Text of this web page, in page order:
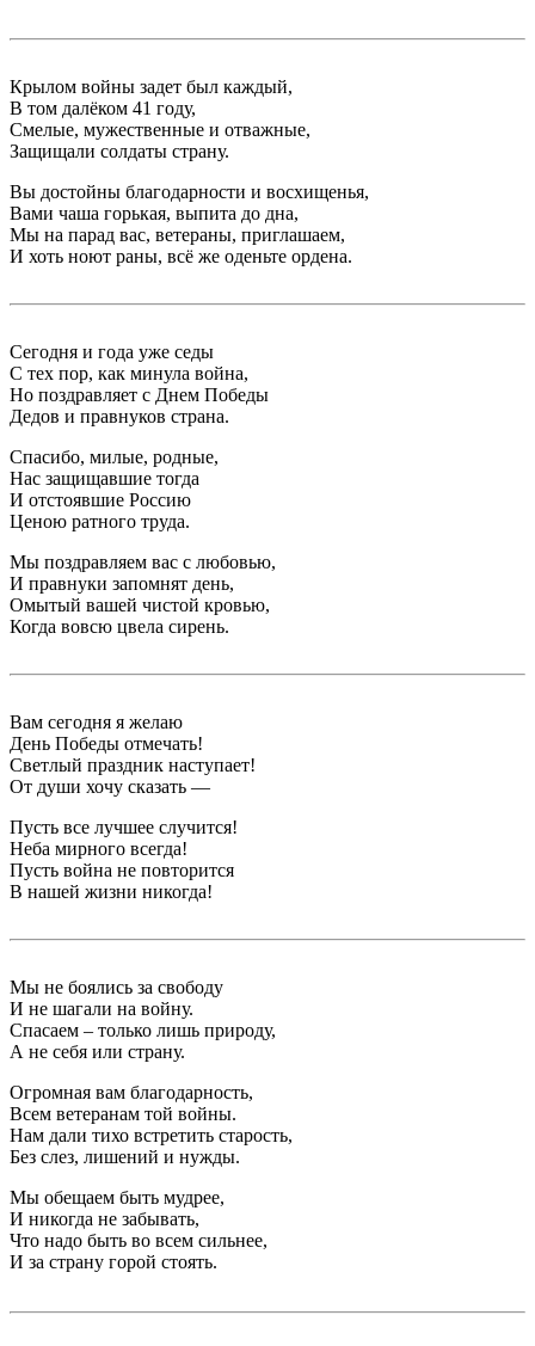
Крылом войны задет был каждый,
В том далёком 41 году,
Смелые, мужественные и отважные,
Защищали солдаты страну.
Вы достойны благодарности и восхищенья,
Вами чаша горькая, выпита до дна,
Мы на парад вас, ветераны, приглашаем,
И хоть ноют раны, всё же оденьте ордена.
Сегодня и года уже седы
С тех пор, как минула война,
Но поздравляет с Днем Победы
Дедов и правнуков страна.
Спасибо, милые, родные,
Нас защищавшие тогда
И отстоявшие Россию
Ценою ратного труда.
Мы поздравляем вас с любовью,
И правнуки запомнят день,
Омытый вашей чистой кровью,
Когда вовсю цвела сирень.
Вам сегодня я желаю
День Победы отмечать!
Светлый праздник наступает!
От души хочу сказать —
Пусть все лучшее случится!
Неба мирного всегда!
Пусть война не повторится
В нашей жизни никогда!
Мы не боялись за свободу
И не шагали на войну.
Спасаем – только лишь природу,
А не себя или страну.
Огромная вам благодарность,
Всем ветеранам той войны.
Нам дали тихо встретить старость,
Без слез, лишений и нужды.
Мы обещаем быть мудрее,
И никогда не забывать,
Что надо быть во всем сильнее,
И за страну горой стоять.